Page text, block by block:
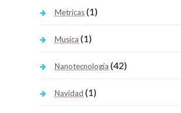
Metricas(1)
Musica (1)
Nanotecnología (42)
Navidad (1)